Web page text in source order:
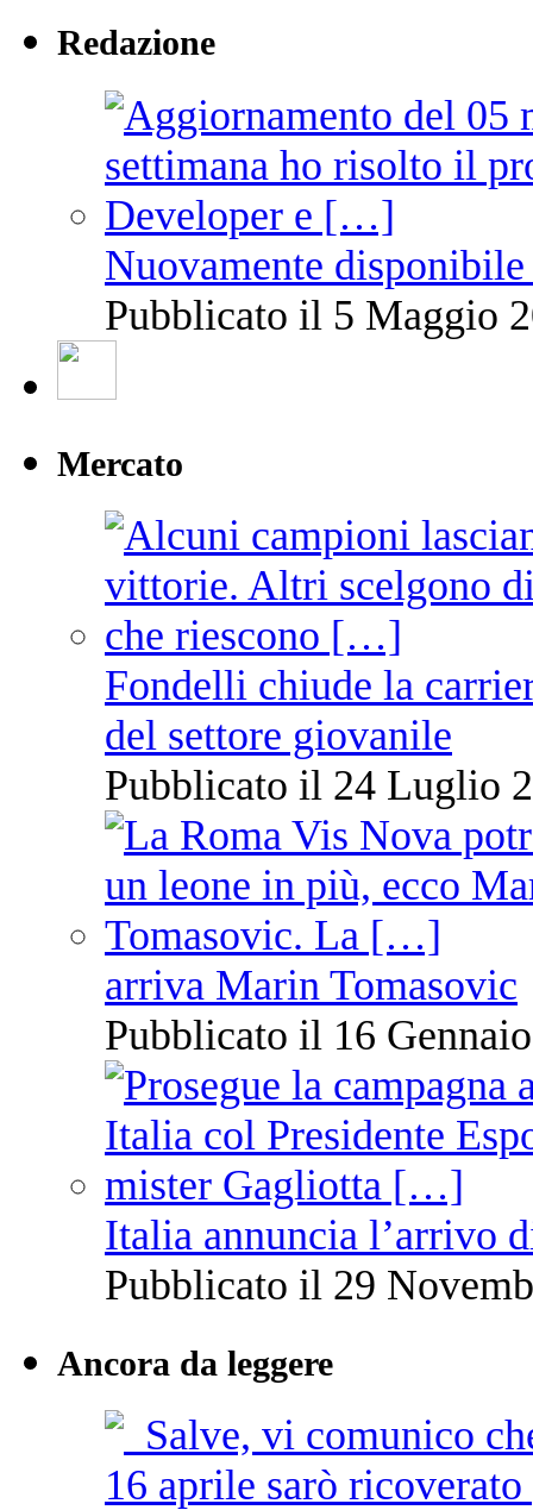
Redazione
Nuovamente
Pubblicato il 5 Maggio
Mercato
Fondelli chiude la
del settore giovanile
Pubblicato il 24 Luglio
arriva Marin Tomasovic
Pubblicato il 16
Italia annuncia l’arrivo
Pubblicato il 29
Ancora da leggere